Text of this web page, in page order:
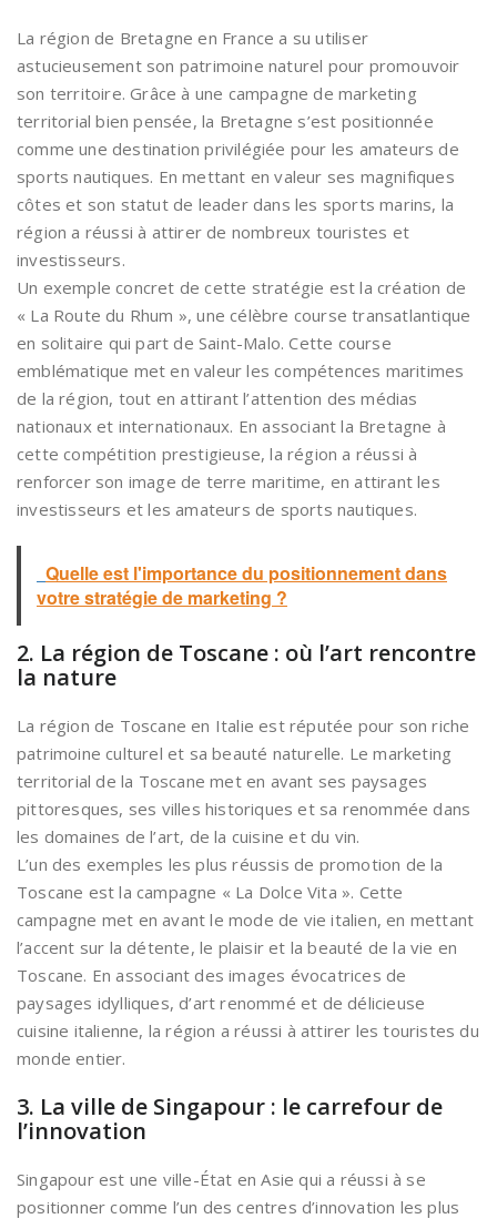
La région de Bretagne en France a su utiliser
astucieusement son patrimoine naturel pour promouvoir
son territoire. Grâce à une campagne de marketing
territorial bien pensée, la Bretagne s’est positionnée
comme une destination privilégiée pour les amateurs de
sports nautiques. En mettant en valeur ses magnifiques
côtes et son statut de leader dans les sports marins, la
région a réussi à attirer de nombreux touristes et
investisseurs.
Un exemple concret de cette stratégie est la création de
« La Route du Rhum », une célèbre course transatlantique
en solitaire qui part de Saint-Malo. Cette course
emblématique met en valeur les compétences maritimes
de la région, tout en attirant l’attention des médias
nationaux et internationaux. En associant la Bretagne à
cette compétition prestigieuse, la région a réussi à
renforcer son image de terre maritime, en attirant les
investisseurs et les amateurs de sports nautiques.
Quelle est l'importance du positionnement dans
votre stratégie de marketing ?
2. La région de Toscane : où l’art rencontre
la nature
La région de Toscane en Italie est réputée pour son riche
patrimoine culturel et sa beauté naturelle. Le marketing
territorial de la Toscane met en avant ses paysages
pittoresques, ses villes historiques et sa renommée dans
les domaines de l’art, de la cuisine et du vin.
L’un des exemples les plus réussis de promotion de la
Toscane est la campagne « La Dolce Vita ». Cette
campagne met en avant le mode de vie italien, en mettant
l’accent sur la détente, le plaisir et la beauté de la vie en
Toscane. En associant des images évocatrices de
paysages idylliques, d’art renommé et de délicieuse
cuisine italienne, la région a réussi à attirer les touristes du
monde entier.
3. La ville de Singapour : le carrefour de
l’innovation
Singapour est une ville-État en Asie qui a réussi à se
positionner comme l’un des centres d’innovation les plus